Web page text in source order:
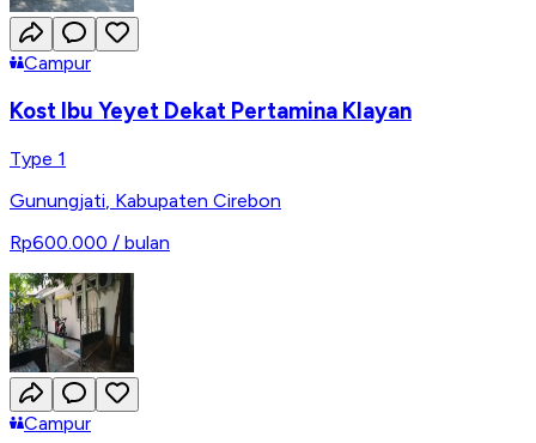
Campur
Kost Ibu Yeyet Dekat Pertamina Klayan
Type 1
Gunungjati Kabupaten Cirebon
Rp600.000 / bulan
Campur